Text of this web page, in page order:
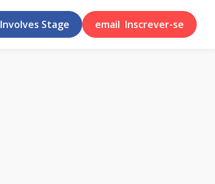
Involves Stage email Inscrever-se